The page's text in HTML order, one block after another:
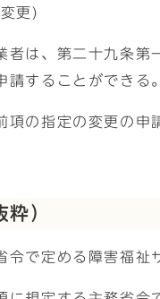
更)
は、第二十九条第
することができる。
項の指定の変更の
）
令で定める障害福祉